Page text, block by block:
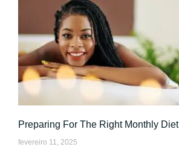
Preparing For The Right Monthly Diet
fevereiro 11, 2025